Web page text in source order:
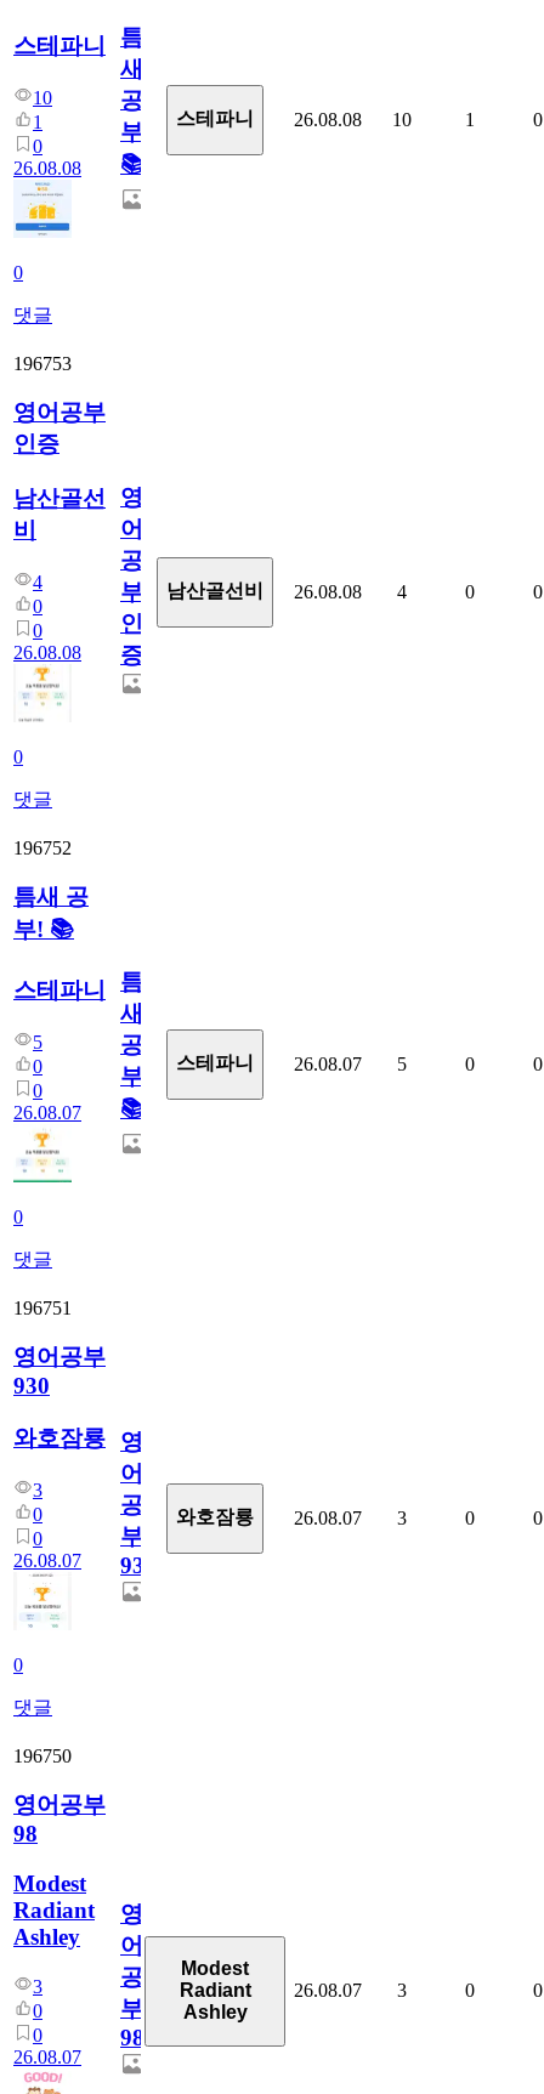
스테파니
10
1
0
26.08.08
0
댓글
틈
새
공
부!
📚
스테파니 26.08.08 10 1 0
196753
영어공부
인증
남산골선
비
4
0
0
26.08.08
0
댓글
영
어
공
부
인
증
남산골선비 26.08.08 4 0 0
196752
틈새 공
부! 📚
스테파니
5
0
0
26.08.07
0
댓글
틈
새
공
부!
📚
스테파니 26.08.07 5 0 0
196751
영어공부
930
와호잠룡
3
0
0
26.08.07
0
댓글
영
어
공
부
930
와호잠룡 26.08.07 3 0 0
196750
영어공부
98
Modest
Radiant
Ashley
3
0
0
26.08.07
영
어
공
부
98
Modest
Radiant
Ashley
26.08.07 3 0 0